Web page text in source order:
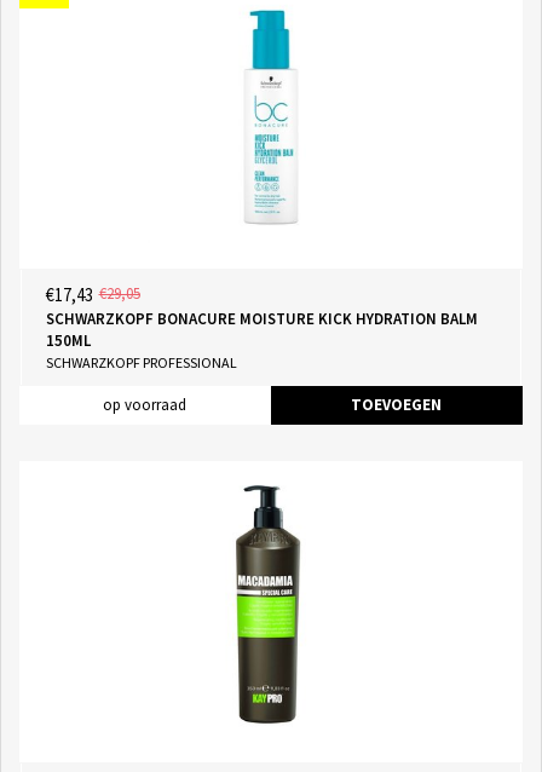
€17,43 €29,05
SCHWARZKOPF BONACURE MOISTURE KICK HYDRATION BALM
150ML
SCHWARZKOPF PROFESSIONAL
op voorraad TOEVOEGEN